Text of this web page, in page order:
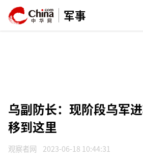
军事
乌副防长：现阶段乌军
移到这里
观察者网 2023-06-18 10:44:31